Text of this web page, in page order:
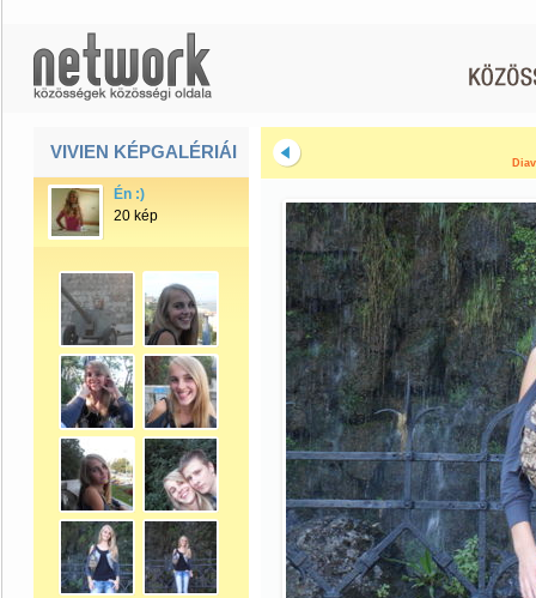
VIVIEN KÉPGALÉRIÁI
Én :)
20 kép